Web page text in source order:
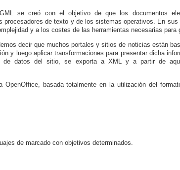
se creó con el objetivo de que los documentos
procesadores de texto y de los sistemas operativos. En sus
y a los costes de las herramientas necesarias para
decir que muchos portales y sitios de noticias están
y luego aplicar transformaciones para presentar dicha
de datos del sitio, se exporta a XML y a partir de
basada totalmente en la utilización del
de marcado con objetivos determinados.